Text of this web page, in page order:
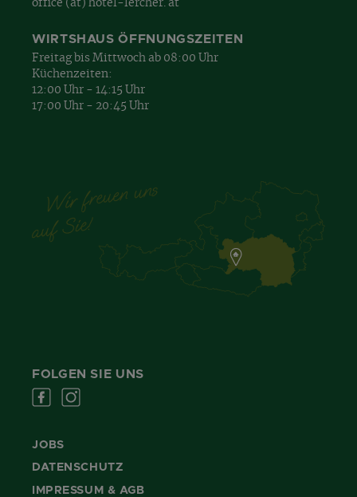
office (at) hotel-lercher. at
WIRTSHAUS ÖFFNUNGSZEITEN
Freitag bis Mittwoch ab 08:00 Uhr
Küchenzeiten:
12:00 Uhr - 14:15 Uhr
17:00 Uhr - 20:45 Uhr
FOLGEN SIE UNS
JOBS
DATENSCHUTZ
IMPRESSUM & AGB